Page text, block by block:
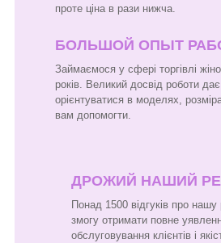
проте ціна в рази нижча.
БОЛЬШОЙ ОПЫТ
Займаємося у сфері торгівлі
років. Великий досвід роботи
орієнтуватися в моделях,
вам допомогти.
ДРОЖИЙ НАШИЙ
Понад 1500 відгуків про
змогу отримати повне
обслуговування клієнтів і